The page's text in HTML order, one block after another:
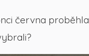
června proběhla